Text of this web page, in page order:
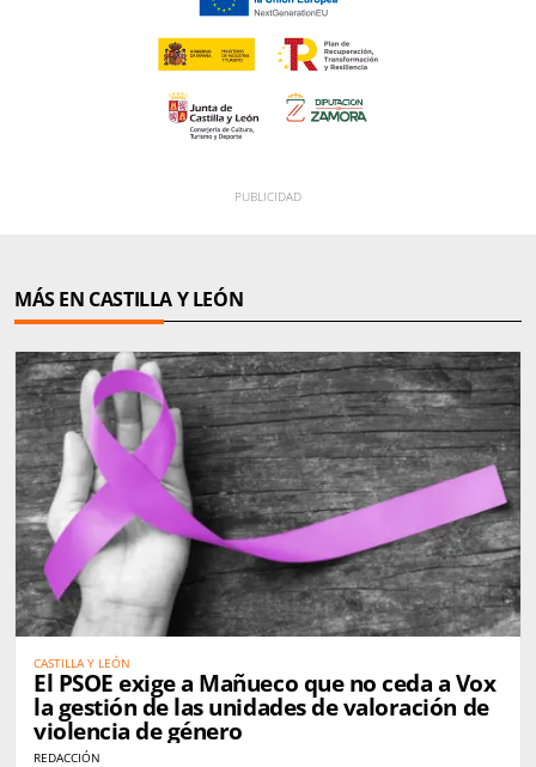
MÁS EN CASTILLA Y LEÓN
CASTILLA Y LEÓN
El PSOE exige a Mañueco que no ceda a Vox
la gestión de las unidades de valoración de
violencia de género
REDACCIÓN